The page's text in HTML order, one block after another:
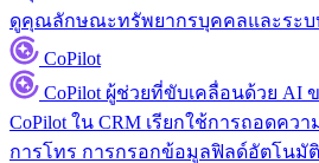
ดูคุณลักษณะทรัพยากรบุคคลและระ
CoPilot
CoPilot ผู้ช่วยที่ขับเคลื่อนด้วย AI
CoPilot ใน CRM เรียกใช้การถอดควา
การโทร การกรอกข้อมูลฟิลด์อัตโนมั